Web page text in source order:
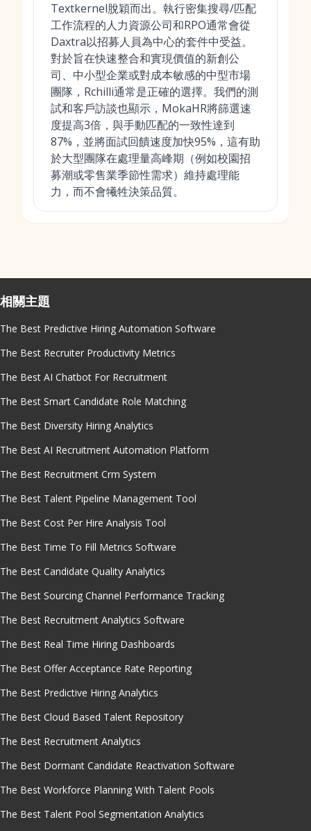
Textkernel脫穎而出。執行密集搜尋/匹配
工作流程的人力資源公司和RPO通常會從
Daxtra以招募人員為中心的套件中受益。
對於旨在快速整合和實現價值的新創公
司、中小型企業或對成本敏感的中型市場
團隊，Rchilli通常是正確的選擇。我們的測
試和客戶訪談也顯示，MokaHR將篩選速
度提高3倍，與手動匹配的一致性達到
87%，並將面試回饋速度加快95%，這有助
於大型團隊在處理量高峰期（例如校園招
募潮或零售業季節性需求）維持處理能
力，而不會犧牲決策品質。
相關主題
The Best Predictive Hiring Automation Software
The Best Recruiter Productivity Metrics
The Best AI Chatbot For Recruitment
The Best Smart Candidate Role Matching
The Best Diversity Hiring Analytics
The Best AI Recruitment Automation Platform
The Best Recruitment Crm System
The Best Talent Pipeline Management Tool
The Best Cost Per Hire Analysis Tool
The Best Time To Fill Metrics Software
The Best Candidate Quality Analytics
The Best Sourcing Channel Performance Tracking
The Best Recruitment Analytics Software
The Best Real Time Hiring Dashboards
The Best Offer Acceptance Rate Reporting
The Best Predictive Hiring Analytics
The Best Cloud Based Talent Repository
The Best Recruitment Analytics
The Best Dormant Candidate Reactivation Software
The Best Workforce Planning With Talent Pools
The Best Talent Pool Segmentation Analytics